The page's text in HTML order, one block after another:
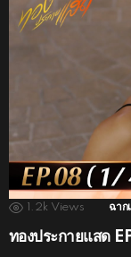
1.2k Views ฉาก
ทองประกายแสด